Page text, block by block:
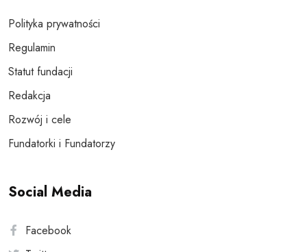
Polityka prywatności
Regulamin
Statut fundacji
Redakcja
Rozwój i cele
Fundatorki i Fundatorzy
Social Media
Facebook